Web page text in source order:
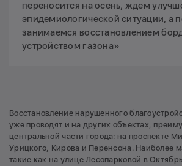
переносится на осень, ждем
эпидемиологической ситуации, а
занимаемся восстановлением
устройством газона»
Восстановление нарушенного
уже проводят и на других объектах,
центральной части города: на проспекте
Урицкого, Кирова и Перенсона. Наиболее
такие как на улице Лесопарковой в